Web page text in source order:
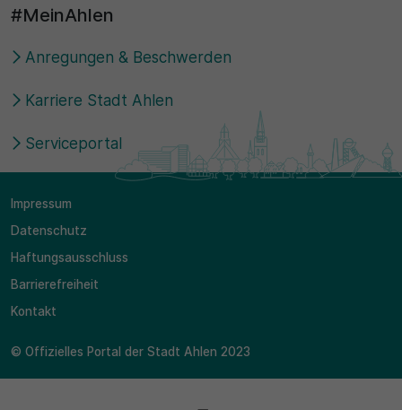
#MeinAhlen
Anregungen & Beschwerden
Karriere Stadt Ahlen
Serviceportal
Impressum
Datenschutz
Haftungsausschluss
Barrierefreiheit
Kontakt
© Offizielles Portal der Stadt Ahlen 2023